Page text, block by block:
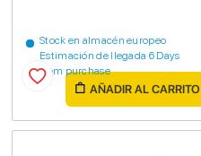
Stock en almacén europeo
Estimación de llegada 6 Days
from purchase
AÑADIR AL CARRITO